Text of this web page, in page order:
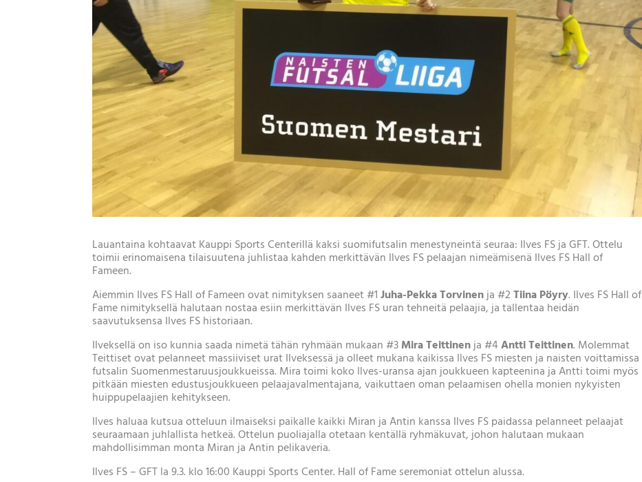
Lauantaina kohtaavat Kauppi Sports Centerillä kaksi suomifutsalin menestyneintä seuraa: Ilves FS ja GFT. Ottelu
toimii erinomaisena tilaisuutena juhlistaa kahden merkittävän Ilves FS pelaajan nimeämisenä Ilves FS Hall of
Fameen.
Aiemmin Ilves FS Hall of Fameen ovat nimityksen saaneet #1Juha-Pekka Torvinenja #2Tiina Pöyry. Ilves FS Hall of
Fame nimityksellä halutaan nostaa esiin merkittävän Ilves FS uran tehneitä pelaajia, ja tallentaa heidän
saavutuksensa Ilves FS historiaan.
Ilveksellä on iso kunnia saada nimetä tähän ryhmään mukaan #3Mira Teittinenja #4Antti Teittinen. Molemmat
Teittiset ovat pelanneet massiiviset urat Ilveksessä ja olleet mukana kaikissa Ilves FS miesten ja naisten voittamissa
futsalin Suomenmestaruusjoukkueissa. Mira toimi koko Ilves-uransa ajan joukkueen kapteenina ja Antti toimi myös
pitkään miesten edustusjoukkueen pelaajavalmentajana, vaikuttaen oman pelaamisen ohella monien nykyisten
huippupelaajien kehitykseen.
Ilves haluaa kutsua otteluun ilmaiseksi paikalle kaikki Miran ja Antin kanssa Ilves FS paidassa pelanneet pelaajat
seuraamaan juhlallista hetkeä. Ottelun puoliajalla otetaan kentällä ryhmäkuvat, johon halutaan mukaan
mahdollisimman monta Miran ja Antin pelikaveria.
Ilves FS – GFT la 9.3. klo 16:00 Kauppi Sports Center. Hall of Fame seremoniat ottelun alussa.